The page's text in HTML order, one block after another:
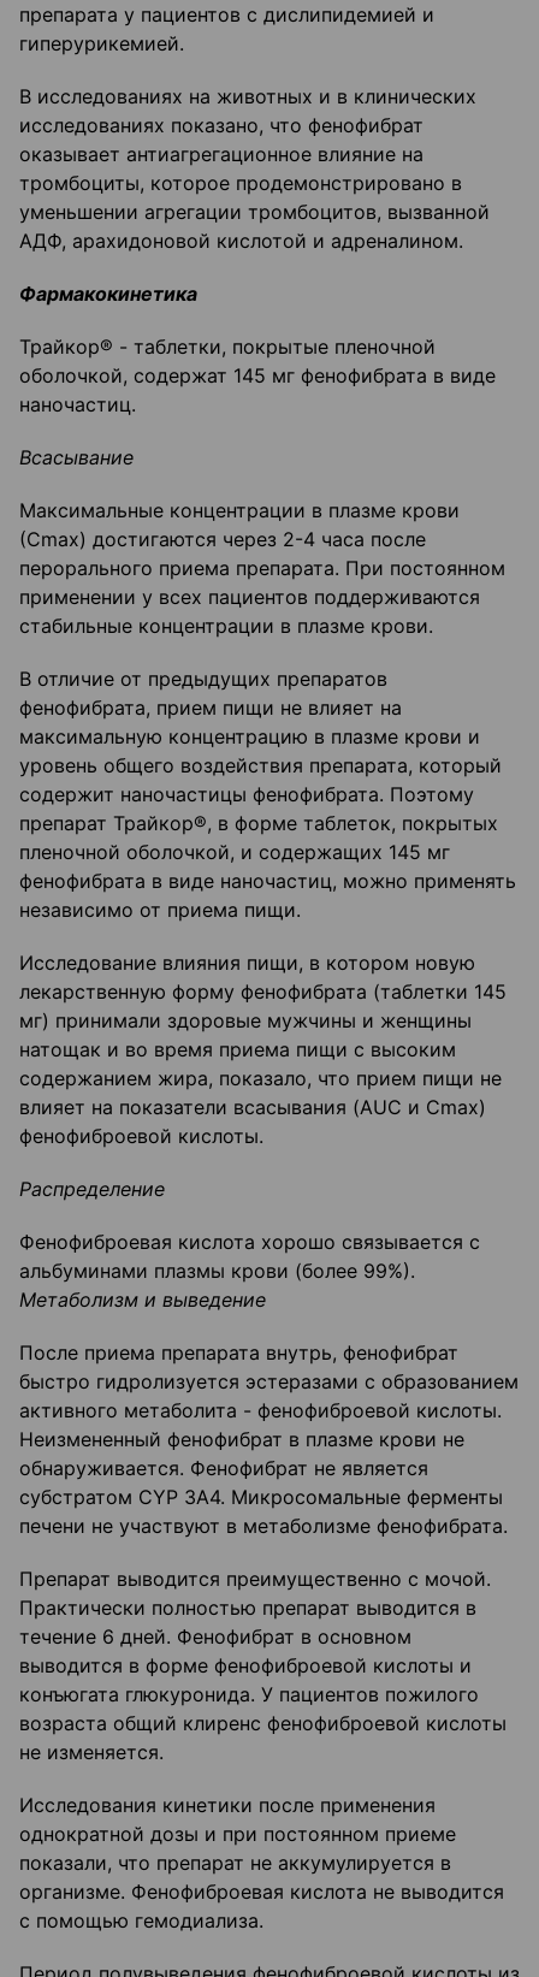
препарата у пациентов с дислипидемией и
гиперурикемией.
В исследованиях на животных и в клинических
исследованиях показано, что фенофибрат
оказывает антиагрегационное влияние на
тромбоциты, которое продемонстрировано в
уменьшении агрегации тромбоцитов, вызванной
АДФ, арахидоновой кислотой и адреналином.
Фармакокинетика
Трайкор® - таблетки, покрытые пленочной
оболочкой, содержат 145 мг фенофибрата в виде
наночастиц.
Всасывание
Максимальные концентрации в плазме крови
(Сmах) достигаются через 2-4 часа после
перорального приема препарата. При постоянном
применении у всех пациентов поддерживаются
стабильные концентрации в плазме крови.
В отличие от предыдущих препаратов
фенофибрата, прием пищи не влияет на
максимальную концентрацию в плазме крови и
уровень общего воздействия препарата, который
содержит наночастицы фенофибрата. Поэтому
препарат Трайкор®, в форме таблеток, покрытых
пленочной оболочкой, и содержащих 145 мг
фенофибрата в виде наночастиц, можно применять
независимо от приема пищи.
Исследование влияния пищи, в котором новую
лекарственную форму фенофибрата (таблетки 145
мг) принимали здоровые мужчины и женщины
натощак и во время приема пищи с высоким
содержанием жира, показало, что прием пищи не
влияет на показатели всасывания (AUC и Сmах)
фенофиброевой кислоты.
Распределение
Фенофиброевая кислота хорошо связывается с
альбуминами плазмы крови (более 99%).
Метаболизм и выведение
После приема препарата внутрь, фенофибрат
быстро гидролизуется эстеразами с образованием
активного метаболита - фенофиброевой кислоты.
Неизмененный фенофибрат в плазме крови не
обнаруживается. Фенофибрат не является
субстратом CYP 3А4. Микросомальные ферменты
печени не участвуют в метаболизме фенофибрата.
Препарат выводится преимущественно с мочой.
Практически полностью препарат выводится в
течение 6 дней. Фенофибрат в основном
выводится в форме фенофиброевой кислоты и
конъюгата глюкуронида. У пациентов пожилого
возраста общий клиренс фенофиброевой кислоты
не изменяется.
Исследования кинетики после применения
однократной дозы и при постоянном приеме
показали, что препарат не аккумулируется в
организме. Фенофиброевая кислота не выводится
с помощью гемодиализа.